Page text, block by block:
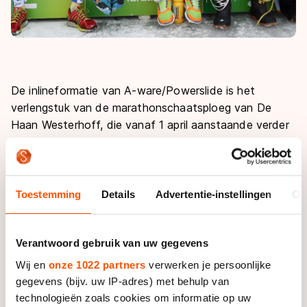
Toestemming Details Advertentie-instellingen
Verantwoord gebruik van uw gegevens
Wij en onze 1022 partners verwerken je persoonlijke
gegevens (bijv. uw IP-adres) met behulp van
technologieën zoals cookies om informatie op uw
De inlineformatie van A-ware/Powerslide is het
verlengstuk van de marathonschaatsploeg van De
Haan Westerhoff, die vanaf 1 april aanstaande verder
dezelfde rijders uit: Crispijn Ariëns, Niels Mesu, Jan van
Loon, Rob Hadders, Jouke Hoogeveen en Durk
Fabriek.
inlinemateriaal uitgesproken voor een samenwerking
met Powerslide. Datzelfde enthousiasme was er bij
Erik Schaper van Powerslide Nederland, zodat de
samenwerking voor komend seizoen snel bezegeld